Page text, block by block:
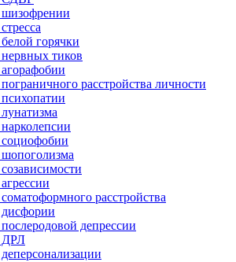
горячки
тиков
расстройства личности
расстройства
депрессии
ДРЛ